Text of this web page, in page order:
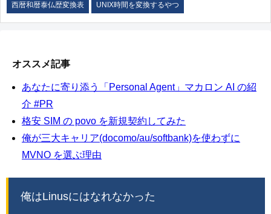
西暦和暦泰仏歴変換表 UNIX時間を変換するやつ
オススメ記事
あなたに寄り添う「Personal Agent」マカロン AI の紹
介 #PR
格安 SIM の povo を新規契約してみた
俺が三大キャリア(docomo/au/softbank)を使わずに
MVNO を選ぶ理由
俺はLinusにはなれなかった